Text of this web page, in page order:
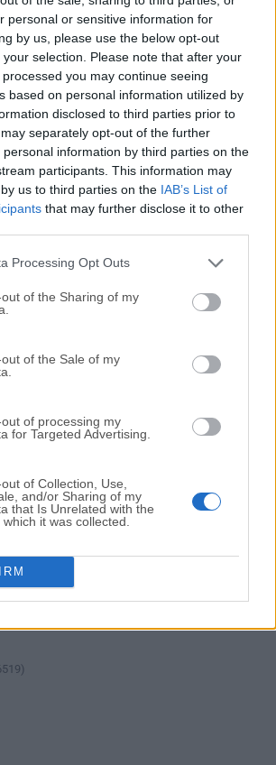
personal or sensitive information for
by us, please use the below opt-out
selection. Please note that after your
you may continue seeing
based on personal information utilized by
disclosed to third parties prior to
separately opt-out of the further
information by third parties on the
participants. This information may
us to third parties on the IAB’s List of
that may further disclose it to other
Processing Opt Outs
of the Sharing of my
of the Sale of my
of processing my
for Targeted Advertising.
of Collection, Use,
and/or Sharing of my
that Is Unrelated with the
it was collected.
la grabación, edición, procesamiento,
de audio y MIDI multipista.REAPER
gama de hardware, formatos digitales y
ser ampliamente extendido,
conjunto de características
de la aplicación, junto con su
han encontrado un hogar
utilice audio digital: estudios
radiodifusión, grabación en
ciencia e investigación, diseño de
de juegos y más.Desde entornos
crítica hasta los port�...